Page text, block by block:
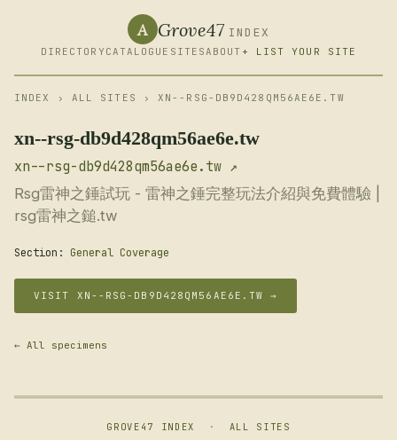
A Grove47 INDEX
DIRECTORY CATALOGUE SITESABOUT + LIST YOUR SITE
INDEX › ALL SITES › XN--RSG-DB9D428QM56AE6E.TW
xn--rsg-db9d428qm56ae6e.tw
xn--rsg-db9d428qm56ae6e.tw ↗
Rsg雷神之錘試玩 - 雷神之錘完整玩法介紹與免費體驗 |
rsg雷神之鎚.tw
Section: General Coverage
VISIT XN--RSG-DB9D428QM56AE6E.TW →
← All specimens
GROVE47 INDEX · ALL SITES